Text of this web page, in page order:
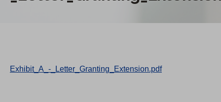
Exhibit_A_-_Letter_Granting_Extension.pdf